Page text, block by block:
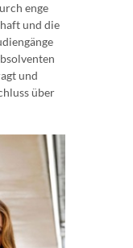
enge
und die
und
über